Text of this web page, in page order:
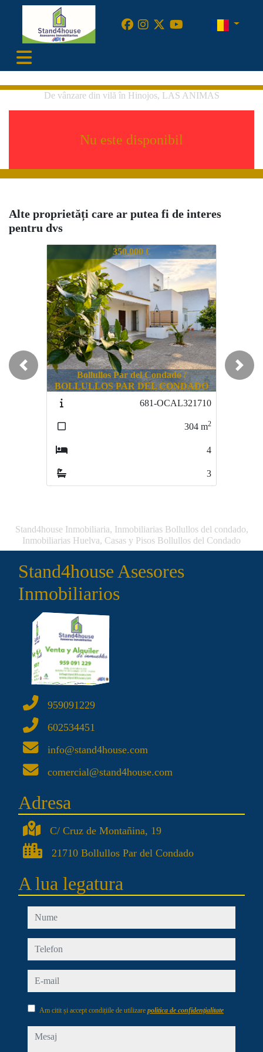
De vânzare din vilă în Hinojos, LAS ANIMAS
Nu este disponibil
Alte proprietăți care ar putea fi de interes
pentru dvs
762-ANCAZH2A21740
350.000 €
Bollullos Par del Condado /
BOLLULLOS PAR DEL CONDADO
681-OCAL321710
304 m2
4
3
Previous Next
Stand4house Inmobiliaria, Inmobiliarias Bollullos del condado,
Inmobiliarias Huelva, Casas y Pisos Bollullos del Condado
Stand4house Asesores
Inmobiliarios
959091229
602534451
info@stand4house.com
comercial@stand4house.com
Adresa
C/ Cruz de Montañina, 19
21710 Bollullos Par del Condado
A lua legatura
nume
telefon
e-mail
Am citit și accept condițiile de utilizare politica de confidențialitate
mesaj